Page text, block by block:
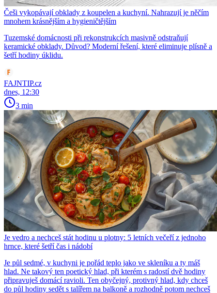
Češi vykopávají obklady z koupelen a kuchyní. Nahrazují je něčím
mnohem krásnějším a hygieničtějším
Tuzemské domácnosti při rekonstrukcích masivně odstraňují
keramické obklady. Důvod? Moderní řešení, které eliminuje plísně a
šetří hodiny úklidu.
FAJNTIP.cz
dnes, 12:30
3 min
Je vedro a nechceš stát hodinu u plotny: 5 letních večeří z jednoho
hrnce, které šetří čas i nádobí
Je půl sedmé, v kuchyni je pořád teplo jako ve skleníku a ty máš
hlad. Ne takový ten poetický hlad, při kterém s radostí dvě hodiny
připravuješ domácí ravioli. Ten obyčejný, protivný hlad, kdy chceš
do půl hodiny sedět s talířem na balkoně a rozhodně potom nechceš